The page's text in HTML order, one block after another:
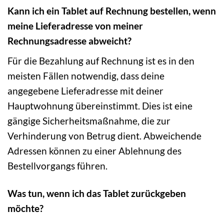
Kann ich ein Tablet auf Rechnung bestellen, wenn
meine Lieferadresse von meiner
Rechnungsadresse abweicht?
Für die Bezahlung auf Rechnung ist es in den
meisten Fällen notwendig, dass deine
angegebene Lieferadresse mit deiner
Hauptwohnung übereinstimmt. Dies ist eine
gängige Sicherheitsmaßnahme, die zur
Verhinderung von Betrug dient. Abweichende
Adressen können zu einer Ablehnung des
Bestellvorgangs führen.
Was tun, wenn ich das Tablet zurückgeben
möchte?